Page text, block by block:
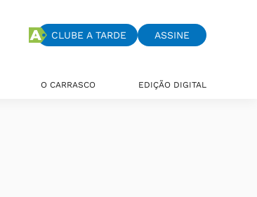
CLUBE A TARDE ASSINE
O CARRASCO EDIÇÃO DIGITAL